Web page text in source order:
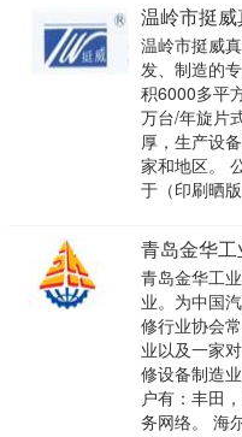
温岭市挺
温岭市挺威
发、制造的
积6000多平
万台/年旋片
厚，生产设
家和地区。
于（印刷晒
青岛金华
青岛金华工
业。为中国
修行业协会
业以及一家
修设备制造
户有：丰田
务网络。 海